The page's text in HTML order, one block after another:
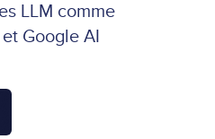
LLM comme
Google AI